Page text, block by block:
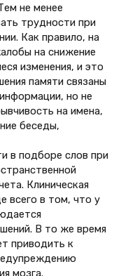
не менее
трудности при
Как правило, на
на снижение
изменения, и это
памяти связаны
но не
на имена,
беседы,
в подборе слов при
Клиническая
всего в том, что у
В то же время
приводить к
мозга.